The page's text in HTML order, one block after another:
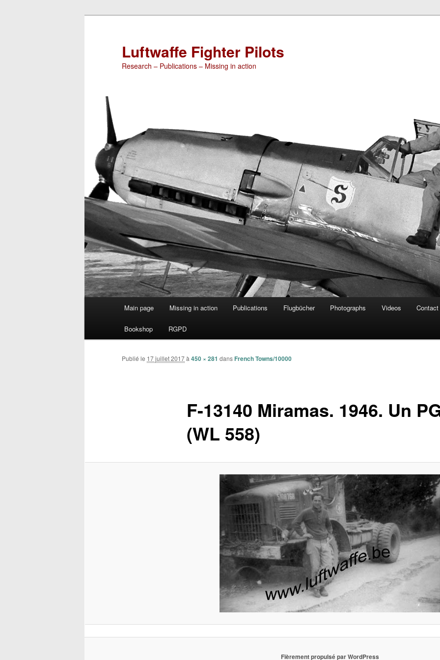
Luftwaffe Fighter Pilots
Research – Publications – Missing in action
Aller
au
contenu
Main page Missing in action Publications Flugbücher Photographs Videos
Bookshop RGPD
F-13140 Miramas. 1946. Un
(WL 558)
Publié le 17 juillet 2017à450 × 281 dans French Towns/10000
Fièrement propulsé par WordPress